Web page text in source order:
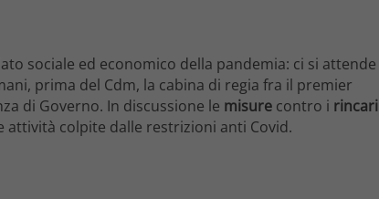
sociale ed economico della pandemia: ci si attende
prima del Cdm, la cabina di regia fra il premier
di Governo. In discussione le misure contro i rincari
attività colpite dalle restrizioni anti Covid.